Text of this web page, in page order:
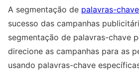
A segmentação de palavras-chave
sucesso das campanhas
segmentação de palavras-chave
direcione as campanhas para as
usando palavras-chave